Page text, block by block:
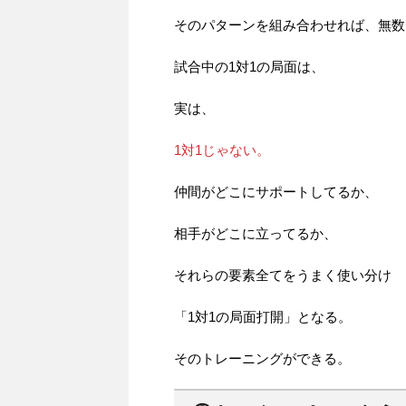
そのパターンを組み合わせれば、無
試合中の1対1の局面は、
実は、
1対1じゃない。
仲間がどこにサポートしてるか、
相手がどこに立ってるか、
それらの要素全てをうまく使い分け
「1対1の局面打開」となる。
そのトレーニングができる。